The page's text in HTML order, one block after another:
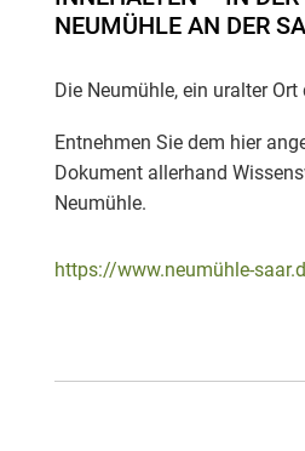
NEUMÜHLE AN DER
Die Neumühle, ein uralter Ort
Entnehmen Sie dem hier
Dokument allerhand
Neumühle.
https://www.neumühle-